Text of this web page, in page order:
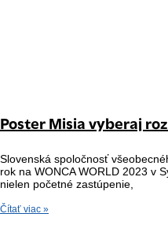
Poster Misia vyberaj
Slovenská spoločnosť
rok na WONCA WORLD 2023 v
nielen početné zastúpenie,
Čítať viac »